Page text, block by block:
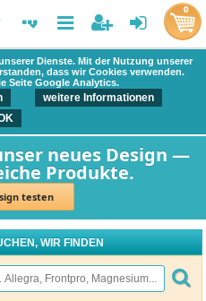
Dienste. Mit der Nutzung unserer
dass wir Cookies verwenden.
Seite Google Analytics.
weitere Informationen
neues Design —
Produkte.
testen
0
WIR FINDEN